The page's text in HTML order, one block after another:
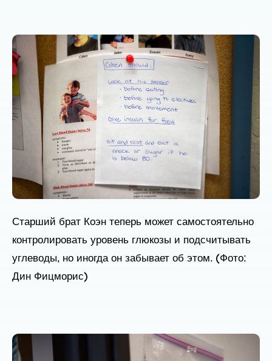
Старший брат Коэн теперь может самостоятельно
контролировать уровень глюкозы и подсчитывать
углеводы, но иногда он забывает об этом. (Фото:
Дин Фицморис)